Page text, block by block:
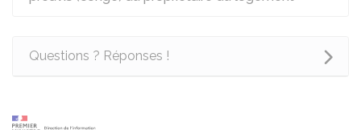
Questions ? Réponses !